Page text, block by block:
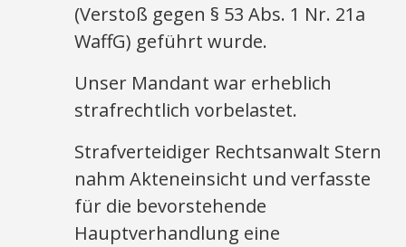
(Verstoß gegen § 53 Abs. 1 Nr. 21a
WaffG) geführt wurde.
Unser Mandant war erheblich
strafrechtlich vorbelastet.
Strafverteidiger Rechtsanwalt Stern
nahm Akteneinsicht und verfasste
für die bevorstehende
Hauptverhandlung eine